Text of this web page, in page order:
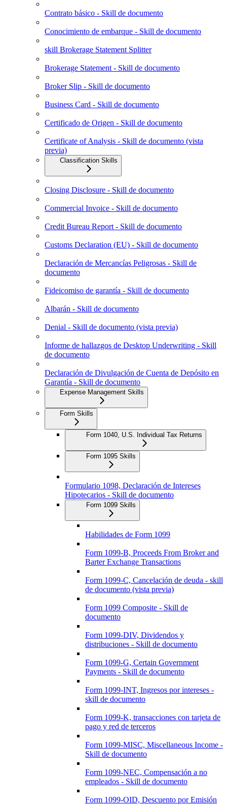
Contrato básico - Skill de documento
Conocimiento de embarque - Skill de documento
skill Brokerage Statement Splitter
Brokerage Statement - Skill de documento
Broker Slip - Skill de documento
Business Card - Skill de documento
Certificado de Origen - Skill de documento
Certificate of Analysis - Skill de documento (vista
previa)
Classification Skills
Closing Disclosure - Skill de documento
Commercial Invoice - Skill de documento
Credit Bureau Report - Skill de documento
Customs Declaration (EU) - Skill de documento
Declaración de Mercancías Peligrosas - Skill de
documento
Fideicomiso de garantía - Skill de documento
Albarán - Skill de documento
Denial - Skill de documento (vista previa)
Informe de hallazgos de Desktop Underwriting - Skill
de documento
Declaración de Divulgación de Cuenta de Depósito en
Garantía - Skill de documento
Expense Management Skills
Form Skills
Form 1040, U.S. Individual Tax Returns
Form 1095 Skills
Formulario 1098, Declaración de Intereses
Hipotecarios - Skill de documento
Form 1099 Skills
Habilidades de Form 1099
Form 1099-B, Proceeds From Broker and
Barter Exchange Transactions
Form 1099-C, Cancelación de deuda - skill
de documento (vista previa)
Form 1099 Composite - Skill de
documento
Form 1099-DIV, Dividendos y
distribuciones - Skill de documento
Form 1099-G, Certain Government
Payments - Skill de documento
Form 1099-INT, Ingresos por intereses -
skill de documento
Form 1099-K, transacciones con tarjeta de
pago y red de terceros
Form 1099-MISC, Miscellaneous Income -
Skill de documento
Form 1099-NEC, Compensación a no
empleados - Skill de documento
Form 1099-OID, Descuento por Emisión